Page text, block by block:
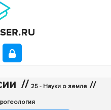
// 25 - Науки о земле //